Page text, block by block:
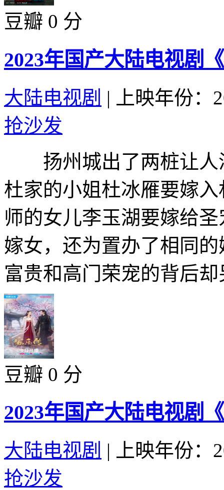
豆瓣 0 分
2023年国产大陆电视剧
大陆电视剧 |
上映年份：
抢沙发
扬州城出了两桩让人
杜家的小姐杜冰雁要嫁
师的女儿李玉湖要嫁给
嫁女，还为置办了相同
富贵和高门荣宠的背后
豆瓣 0 分
2023年国产大陆电视剧
大陆电视剧 |
上映年份：
抢沙发